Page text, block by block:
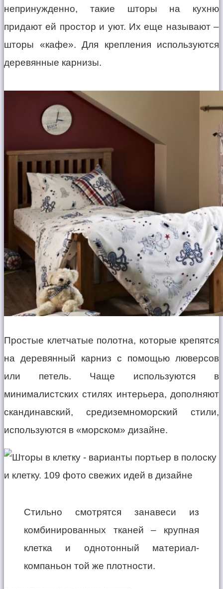
непринужденно, такие шторы на кухню
придают ей простор и уют. Их еще называют –
шторы «кафе». Для крепления используются
деревянные карнизы.
Простые клетчатые полотна, которые крепятся
на деревянный карниз с помощью люверсов
или петель. Чаще используются в
минималистских стилях интерьера, дополняют
скандинавский, средиземноморский стили,
используются в «морском» дизайне.
Стильно смотрятся занавеси из
комбинированных тканей – крупная
клетка и однотонный материал-
компаньон той же плотности.